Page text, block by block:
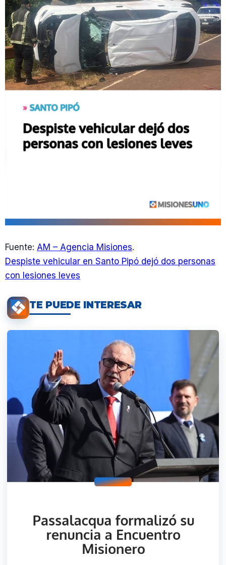
Fuente: AM – Agencia Misiones.
Despiste vehicular en Santo Pipó dejó dos personas
con lesiones leves
TE PUEDE INTERESAR